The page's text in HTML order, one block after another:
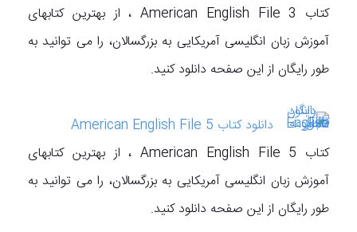
کتاب American English File 3 ، از بهترین کتابهای
آموزش زبان انگلیسی آمریکایی به بزرگسالان، را می توانید به
طور رایگان از این صفحه دانلود کنید.
دانلود کتاب American English File 5
کتاب American English File 5 ، از بهترین کتابهای
آموزش زبان انگلیسی آمریکایی به بزرگسالان، را می توانید به
طور رایگان از این صفحه دانلود کنید.